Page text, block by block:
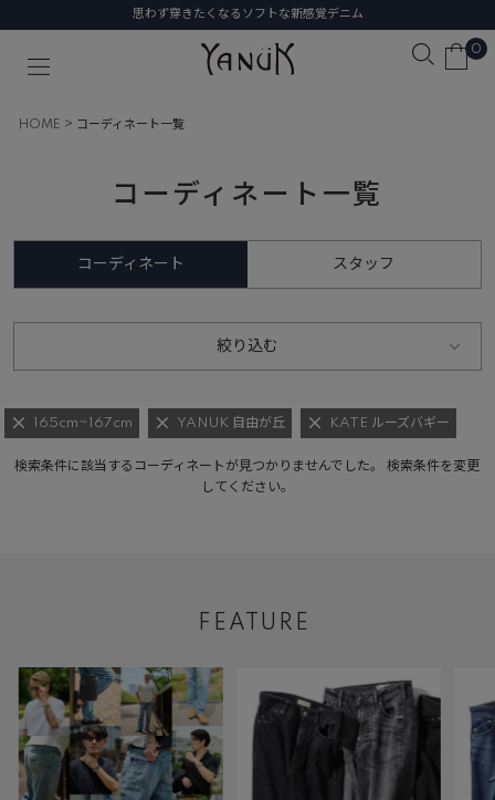
思わず穿きたくなるソフトな新感覚デニム
0
HOME コーディネート一覧
コーディネート一覧
コーディネート スタッフ
絞り込む
165cm~167cm YANUK 自由が丘 KATE ルーズバギー
検索条件に該当するコーディネートが見つかりませんでした。 検索条件を変更
してください。
FEATURE